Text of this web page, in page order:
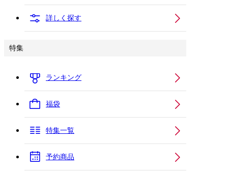
詳しく探す
特集
ランキング
福袋
特集一覧
予約商品